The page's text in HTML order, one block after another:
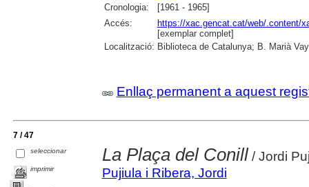
Cronologia:
[1961 - 1965]
Accés:
https://xac.gencat.cat/web/.content/
[exemplar complet]
Localització: Biblioteca de Catalunya; B. Marià
Enllaç permanent a aquest
7 / 47
seleccionar
imprimir
La Plaça del Conill/ Jordi
Pujiula i Ribera, Jordi